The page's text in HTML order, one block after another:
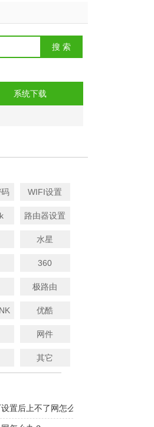
系统下载
WIFI设置
路由器设置
水星
360
极路由
优酷
网件
其它
置后上不了网怎么办？